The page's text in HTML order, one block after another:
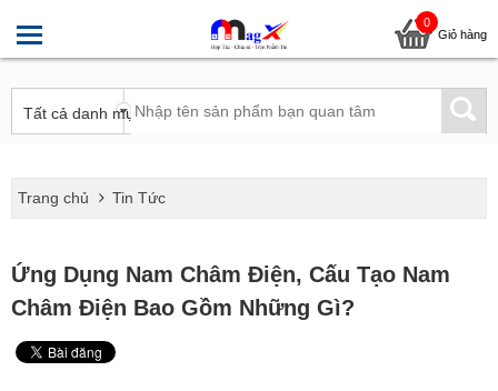
0
Giỏ hàng
Trang chủ Tin Tức
Ứng Dụng Nam Châm Điện, Cấu Tạo Nam
Châm Điện Bao Gồm Những Gì?